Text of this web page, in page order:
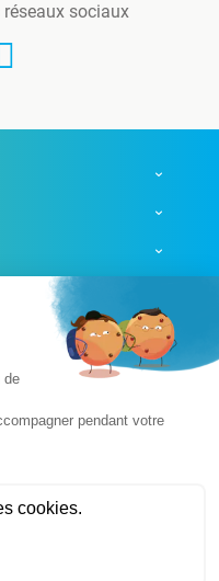
réseaux sociaux
de ventes